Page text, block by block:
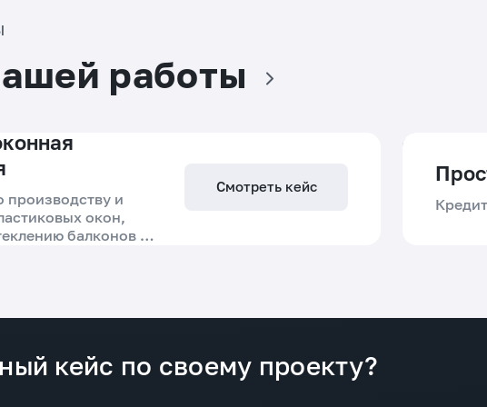
работы
производству и
окон,
балконов в
Смотреть кейс
и Мы разработали новый сайт как
пересобрали SEO-архитектуру под
спрос, создали более 100
кейс по своему проекту?